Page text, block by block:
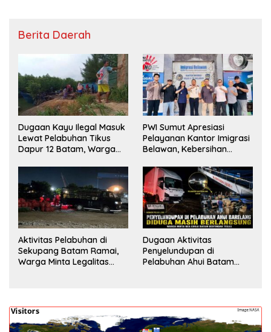
Berita Daerah
Dugaan Kayu Ilegal Masuk
Lewat Pelabuhan Tikus
Dapur 12 Batam, Warga
Pengecekan
PWI Sumut Apresiasi
Pelayanan Kantor Imigrasi
Belawan, Kebersihan
Aktivitas Pelabuhan di
Sekupang Batam Ramai,
Warga Minta Legalitas
Dugaan Aktivitas
Penyelundupan di
Pelabuhan Ahui Batam